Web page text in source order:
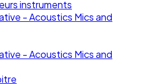
instruments